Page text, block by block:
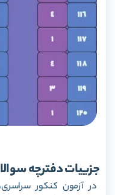
جزییات دفترچه سوالات
در آزمون کنکور